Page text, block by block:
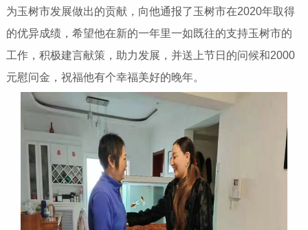
为玉树市发展做出的贡献，向他通报了玉树市在2020年取得
的优异成绩，希望他在新的一年里一如既往的支持玉树市的
工作，积极建言献策，助力发展，并送上节日的问候和2000
元慰问金，祝福他有个幸福美好的晚年。